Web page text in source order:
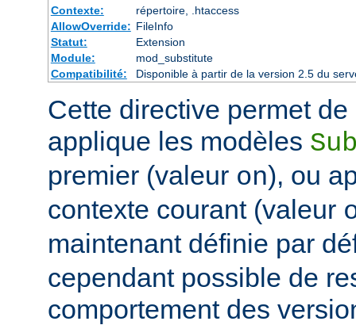
Contexte:
répertoire, .htaccess
AllowOverride: FileInfo
Statut:
Extension
Module:
mod_substitute
Compatibilité:
Disponible à partir de la version 2.5 du
Cette directive permet
applique les modèles
premier (valeur on), ou
contexte courant (valeur
maintenant définie par
cependant possible de
comportement des